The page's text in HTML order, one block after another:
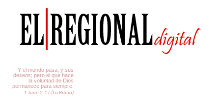
Y el mundo pasa, y sus
deseos; pero el que hace
la voluntad de Dios
permanece para siempre.
1 Juan 2:17 (La Biblia)